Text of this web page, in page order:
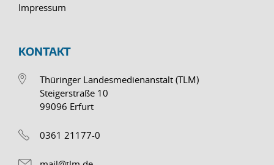
Impressum
KONTAKT
Thüringer Landesmedienanstalt (TLM)
Steigerstraße 10
99096 Erfurt
0361 21177-0